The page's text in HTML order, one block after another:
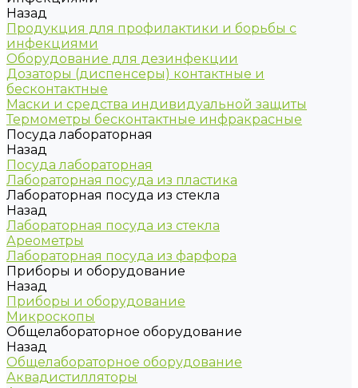
Назад
Продукция для профилактики и борьбы с
инфекциями
Оборудование для дезинфекции
Дозаторы (диспенсеры) контактные и
бесконтактные
Маски и средства индивидуальной защиты
Термометры бесконтактные инфракрасные
Посуда лабораторная
Назад
Посуда лабораторная
Лабораторная посуда из пластика
Лабораторная посуда из стекла
Назад
Лабораторная посуда из стекла
Ареометры
Лабораторная посуда из фарфора
Приборы и оборудование
Назад
Приборы и оборудование
Микроскопы
Общелабораторное оборудование
Назад
Общелабораторное оборудование
Аквадистилляторы